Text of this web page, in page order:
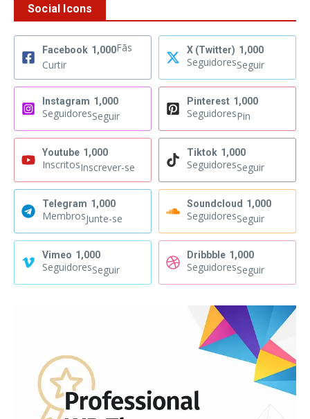
Social Icons
Facebook 1,000Fãs
Curtir
X (Twitter) 1,000
SeguidoresSeguir
Instagram 1,000
SeguidoresSeguir
Pinterest 1,000
SeguidoresPin
Youtube 1,000
InscritosInscrever-se
Tiktok 1,000
SeguidoresSeguir
Telegram 1,000
MembrosJunte-se
Soundcloud 1,000
SeguidoresSeguir
Vimeo 1,000
SeguidoresSeguir
Dribbble 1,000
SeguidoresSeguir